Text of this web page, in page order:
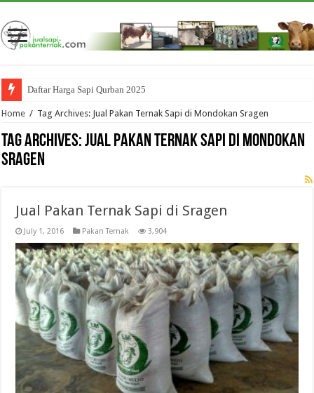
Daftar Harga Sapi Qurban 2025
Home / Tag Archives: Jual Pakan Ternak Sapi di Mondokan Sragen
Tag Archives:Jual Pakan Ternak Sapi di Mondokan
Sragen
Jual Pakan Ternak Sapi di Sragen
July 1, 2016 Pakan Ternak 3,904